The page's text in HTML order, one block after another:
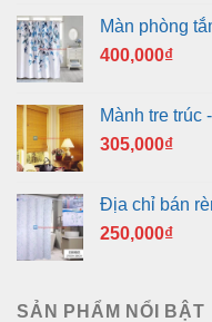
Màn phòng
400,000₫
Mành tre trúc
305,000₫
Địa chỉ bán
250,000₫
SẢN PHẨM NỔI BẬT